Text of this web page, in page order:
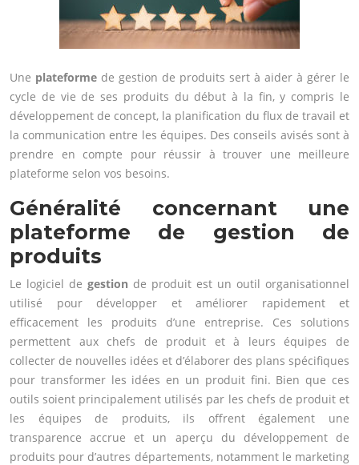
Une plateforme de gestion de produits sert à aider à gérer le
cycle de vie de ses produits du début à la fin, y compris le
développement de concept, la planification du flux de travail et
la communication entre les équipes. Des conseils avisés sont à
prendre en compte pour réussir à trouver une meilleure
plateforme selon vos besoins.
Généralité concernant une
plateforme de gestion de
produits
Le logiciel de gestion de produit est un outil organisationnel
utilisé pour développer et améliorer rapidement et
efficacement les produits d’une entreprise. Ces solutions
permettent aux chefs de produit et à leurs équipes de
collecter de nouvelles idées et d’élaborer des plans spécifiques
pour transformer les idées en un produit fini. Bien que ces
outils soient principalement utilisés par les chefs de produit et
les équipes de produits, ils offrent également une
transparence accrue et un aperçu du développement de
produits pour d’autres départements, notamment le marketing